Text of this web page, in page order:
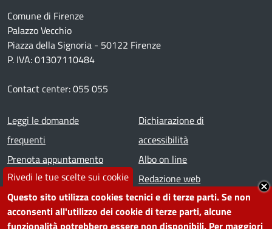
Rivedi le tue scelte sui cookie
Questo sito utilizza cookies tecnici e di terze parti. Se non
acconsenti all'utilizzo dei cookie di terze parti, alcune
funzionalità potrebbero essere non disponibili. Per maggiori
Comune di Firenze
Palazzo Vecchio
Piazza della Signoria - 50122 Firenze
P. IVA: 01307110484
Contact center: 055 055
Footer menu
Leggi le domande
frequenti
Prenota appuntamento
Segnala disservizio
Amministrazione
trasparente
Dichiarazione di
accessibilità
Albo on line
Redazione web
Piano di miglioramento dei
servizi